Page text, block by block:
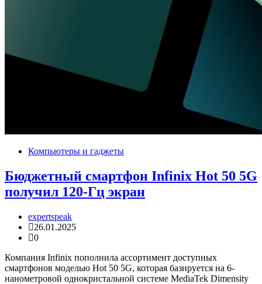
Компьютеры и гаджеты
Бюджетный смартфон Infinix Hot 50 5G
получил 120-Гц экран
expertspeak
26.01.2025
0
Компания Infinix пополнила ассортимент доступных
смартфонов моделью Hot 50 5G, которая базируется на 6-
нанометровой однокристальной системе MediaTek Dimensity